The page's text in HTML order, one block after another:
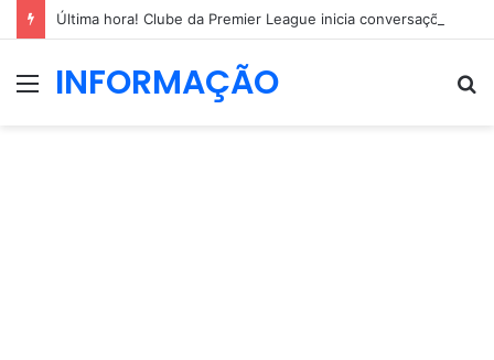
MenuINFORMAÇÃO